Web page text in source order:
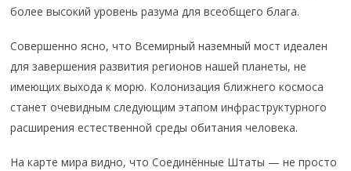
более высокий уровень разума для всеобщего блага.
Совершенно ясно, что Всемирный наземный мост идеален
для завершения развития регионов нашей планеты, не
имеющих выхода к морю. Колонизация ближнего космоса
станет очевидным следующим этапом инфраструктурного
расширения естественной среды обитания человека.
На карте мира видно, что Соединённые Штаты — не просто